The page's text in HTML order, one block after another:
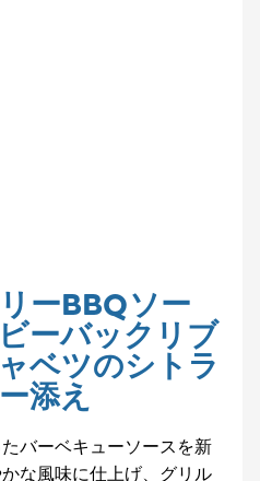
ーBBQソー
ーバックリブ
ベツのシトラ
添え
バーベキューソースを新
な風味に仕上げ、グリル